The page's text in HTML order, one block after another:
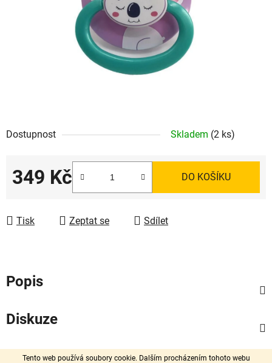
Tento web používá soubory cookie. Dalším procházením tohoto webu
Dostupnost Skladem (2 ks)
349 Kč DO KOŠÍKU
Tisk Zeptat se Sdílet
Popis
Diskuze
Z
Vytvořil Shoptet